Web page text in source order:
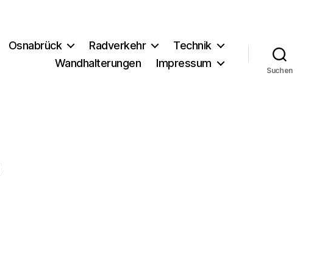
Osnabrück Radverkehr
Technik
Wandhalterungen
Impressum
Suchen